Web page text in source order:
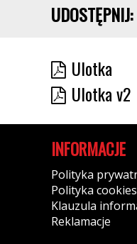
UDOSTĘPNIJ:
Ulotka
Ulotka v2
INFORMACJE
Polityka
Polityka cookies
Klauzula
Reklamacje